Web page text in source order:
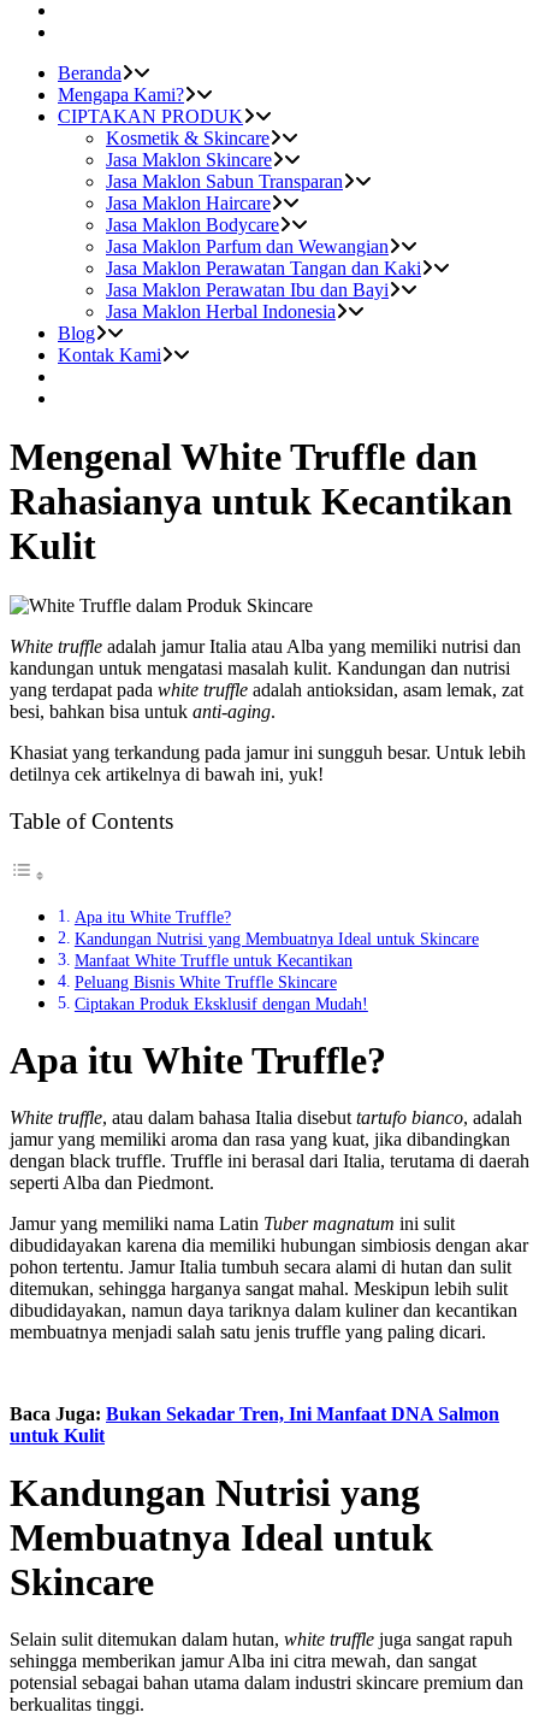
Beranda
Mengapa Kami?
CIPTAKAN PRODUK
Kosmetik & Skincare
Jasa Maklon Skincare
Jasa Maklon Sabun Transparan
Jasa Maklon Haircare
Jasa Maklon Bodycare
Jasa Maklon Parfum dan Wewangian
Jasa Maklon Perawatan Tangan dan Kaki
Jasa Maklon Perawatan Ibu dan Bayi
Jasa Maklon Herbal Indonesia
Blog
Kontak Kami
Mengenal White Truffle dan
Rahasianya untuk Kecantikan
Kulit
White truffle adalah jamur Italia atau Alba yang memiliki nutrisi dan
kandungan untuk mengatasi masalah kulit. Kandungan dan nutrisi
yang terdapat pada white truffle adalah antioksidan, asam lemak, zat
besi, bahkan bisa untuk anti-aging.
Khasiat yang terkandung pada jamur ini sungguh besar. Untuk lebih
detilnya cek artikelnya di bawah ini, yuk!
Table of Contents
Apa itu White Truffle?
Kandungan Nutrisi yang Membuatnya Ideal untuk Skincare
Manfaat White Truffle untuk Kecantikan
Peluang Bisnis White Truffle Skincare
Ciptakan Produk Eksklusif dengan Mudah!
Apa itu White Truffle?
White truffle, atau dalam bahasa Italia disebut tartufo bianco, adalah
jamur yang memiliki aroma dan rasa yang kuat, jika dibandingkan
dengan black truffle. Truffle ini berasal dari Italia, terutama di daerah
seperti Alba dan Piedmont.
Jamur yang memiliki nama Latin Tuber magnatum ini sulit
dibudidayakan karena dia memiliki hubungan simbiosis dengan akar
pohon tertentu. Jamur Italia tumbuh secara alami di hutan dan sulit
ditemukan, sehingga harganya sangat mahal. Meskipun lebih sulit
dibudidayakan, namun daya tariknya dalam kuliner dan kecantikan
membuatnya menjadi salah satu jenis truffle yang paling dicari.
Baca Juga: Bukan Sekadar Tren, Ini Manfaat DNA Salmon
untuk Kulit
Kandungan Nutrisi yang
Membuatnya Ideal untuk
Skincare
Selain sulit ditemukan dalam hutan, white truffle juga sangat rapuh
sehingga memberikan jamur Alba ini citra mewah, dan sangat
potensial sebagai bahan utama dalam industri skincare premium dan
berkualitas tinggi.